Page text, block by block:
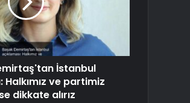
İstanbul
Halkımız ve partimiz
dikkate alırız